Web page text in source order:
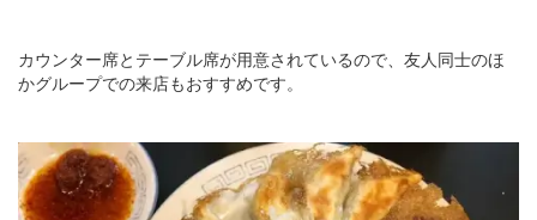
カウンター席とテーブル席が用意されているので、友人同士のほ
かグループでの来店もおすすめです。